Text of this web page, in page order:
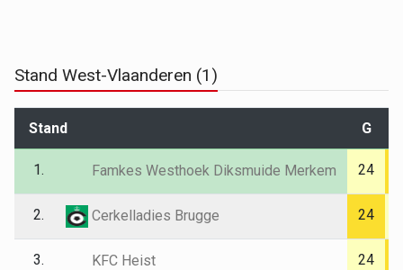
Stand West-Vlaanderen (1)
Stand G
1. Famkes Westhoek Diksmuide Merkem 24
2. Cerkelladies Brugge 24
3. KFC Heist 24